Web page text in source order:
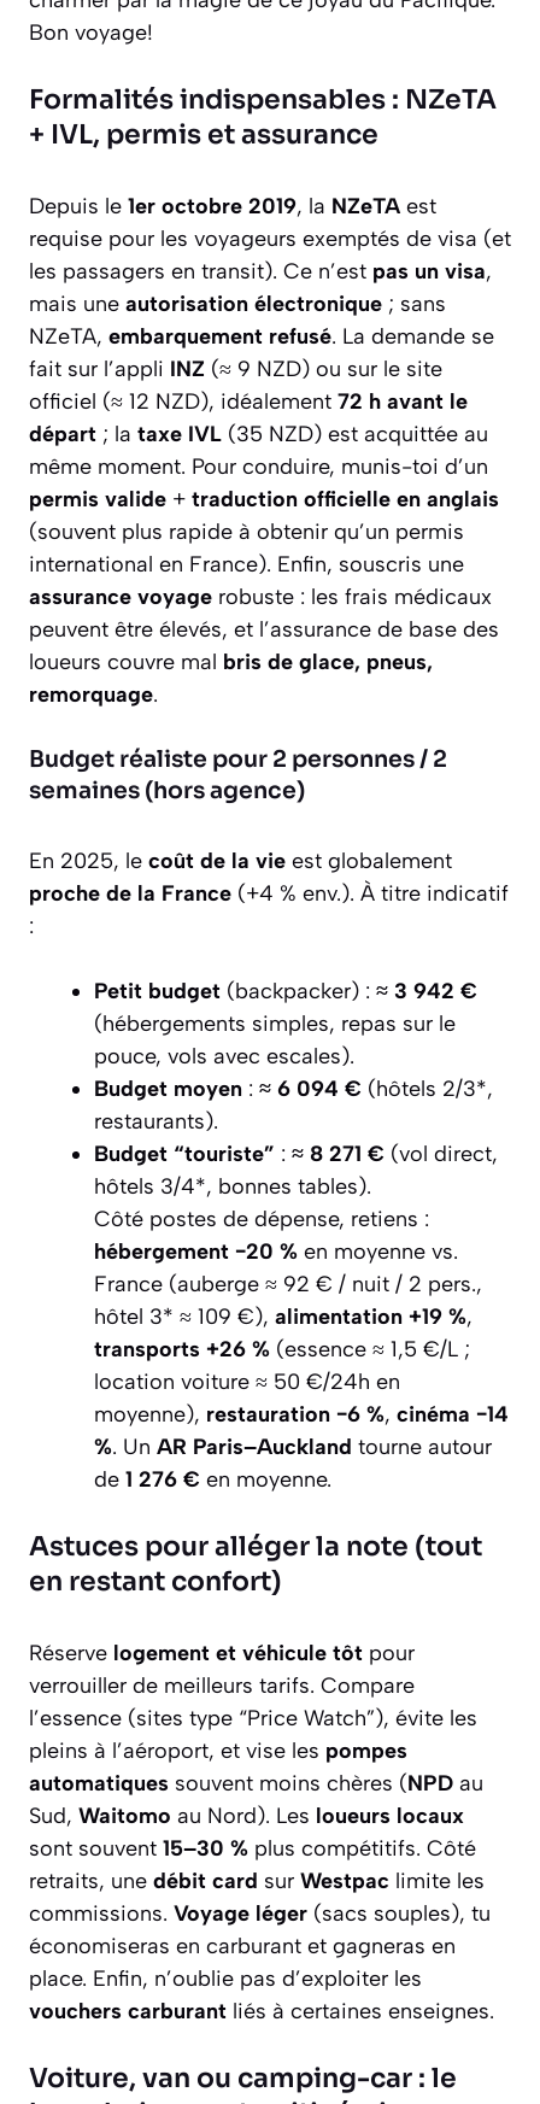
Bon voyage!
Formalités indispensables : NZeTA
+ IVL, permis et assurance
Depuis le 1er octobre 2019, la NZeTA est
requise pour les voyageurs exemptés de visa (et
les passagers en transit). Ce n’est pas un visa,
mais une autorisation électronique ; sans
NZeTA, embarquement refusé. La demande se
fait sur l’appli INZ (≈ 9 NZD) ou sur le site
officiel (≈ 12 NZD), idéalement 72 h avant le
départ ; la taxe IVL (35 NZD) est acquittée au
même moment. Pour conduire, munis-toi d’un
permis valide + traduction officielle en anglais
(souvent plus rapide à obtenir qu’un permis
international en France). Enfin, souscris une
assurance voyage robuste : les frais médicaux
peuvent être élevés, et l’assurance de base des
loueurs couvre mal bris de glace, pneus,
remorquage.
Budget réaliste pour 2 personnes / 2
semaines (hors agence)
En 2025, le coût de la vie est globalement
proche de la France (+4 % env.). À titre indicatif
:
Petit budget (backpacker) : ≈ 3 942 €
(hébergements simples, repas sur le
pouce, vols avec escales).
Budget moyen : ≈ 6 094 € (hôtels 2/3*,
restaurants).
Budget “touriste” : ≈ 8 271 € (vol direct,
hôtels 3/4*, bonnes tables).
Côté postes de dépense, retiens :
hébergement −20 % en moyenne vs.
France (auberge ≈ 92 € / nuit / 2 pers.,
hôtel 3* ≈ 109 €), alimentation +19 %,
transports +26 % (essence ≈ 1,5 €/L ;
location voiture ≈ 50 €/24h en
moyenne), restauration −6 %, cinéma −14
%. Un AR Paris–Auckland tourne autour
de 1 276 € en moyenne.
Astuces pour alléger la note (tout
en restant confort)
Réserve logement et véhicule tôt pour
verrouiller de meilleurs tarifs. Compare
l’essence (sites type “Price Watch”), évite les
pleins à l’aéroport, et vise les pompes
automatiques souvent moins chères (NPD au
Sud, Waitomo au Nord). Les loueurs locaux
sont souvent 15–30 % plus compétitifs. Côté
retraits, une débit card sur Westpac limite les
commissions. Voyage léger (sacs souples), tu
économiseras en carburant et gagneras en
place. Enfin, n’oublie pas d’exploiter les
vouchers carburant liés à certaines enseignes.
Voiture, van ou camping-car : le